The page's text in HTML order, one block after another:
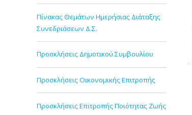
Πίνακας Θεμάτων Ημερήσιας Διάταξης
Συνεδριάσεων Δ.Σ.
Προσκλήσεις Δημοτικού Συμβουλίου
Προσκλήσεις Οικονομικής Επιτροπής
Προσκλήσεις Επιτροπής Ποιότητας Ζωής